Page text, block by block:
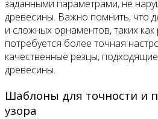
заданными параметрами, не
древесины. Важно помнить, что
и сложных орнаментов, таких
потребуется более точная
качественные резцы,
древесины.
Шаблоны для точности и
узора